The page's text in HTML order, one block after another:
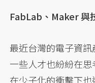
FabLab、Maker 與
最近台灣的電子資
一些人才也紛紛在
在少子化的衝擊下